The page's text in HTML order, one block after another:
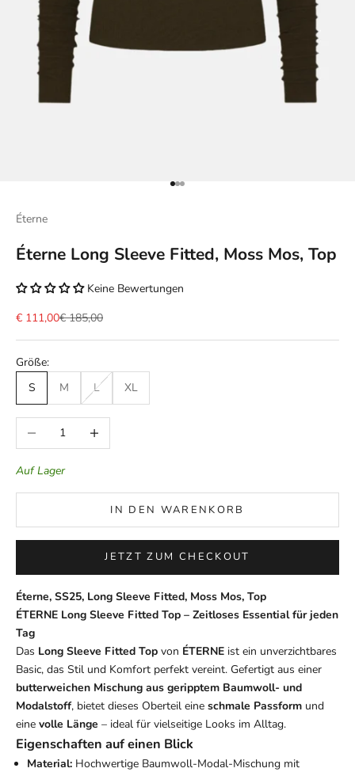
Gehe zu Element 1
Gehe zu Element 2
Gehe zu Element 3
Éterne
Éterne Long Sleeve Fitted, Moss Mos, Top
Keine Bewertungen
Angebot
€ 111,00Regulärer Preis
€ 185,00
Größe:
S
M L XL
Anzahl verringernAnzahl erhöhen
Auf Lager
IN DEN WARENKORB
JETZT ZUM CHECKOUT
Éterne, SS25, Long Sleeve Fitted, Moss Mos, Top
ÉTERNE Long Sleeve Fitted Top – Zeitloses Essential für jeden
Tag
Das Long Sleeve Fitted Top von ÉTERNE ist ein unverzichtbares
Basic, das Stil und Komfort perfekt vereint. Gefertigt aus einer
butterweichen Mischung aus geripptem Baumwoll- und
Modalstoff, bietet dieses Oberteil eine schmale Passform und
eine volle Länge – ideal für vielseitige Looks im Alltag.
Eigenschaften auf einen Blick
Material: Hochwertige Baumwoll-Modal-Mischung mit